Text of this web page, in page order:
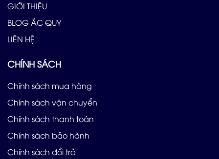
GIỚI THIỆU
BLOG ẮC QUY
LIÊN HỆ
CHÍNH SÁCH
Chính sách mua hàng
Chính sách vận chuyển
Chính sách thanh toán
Chính sách bảo hành
Chính sách đổi trả